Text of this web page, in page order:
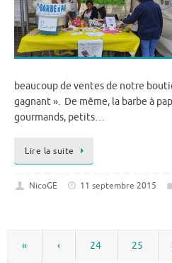
beaucoup de ventes de notre
gagnant ». De même, la barbe à
gourmands, petits…
Lire la suite
NicoGE 11 septembre 2015
« ‹ 24 25